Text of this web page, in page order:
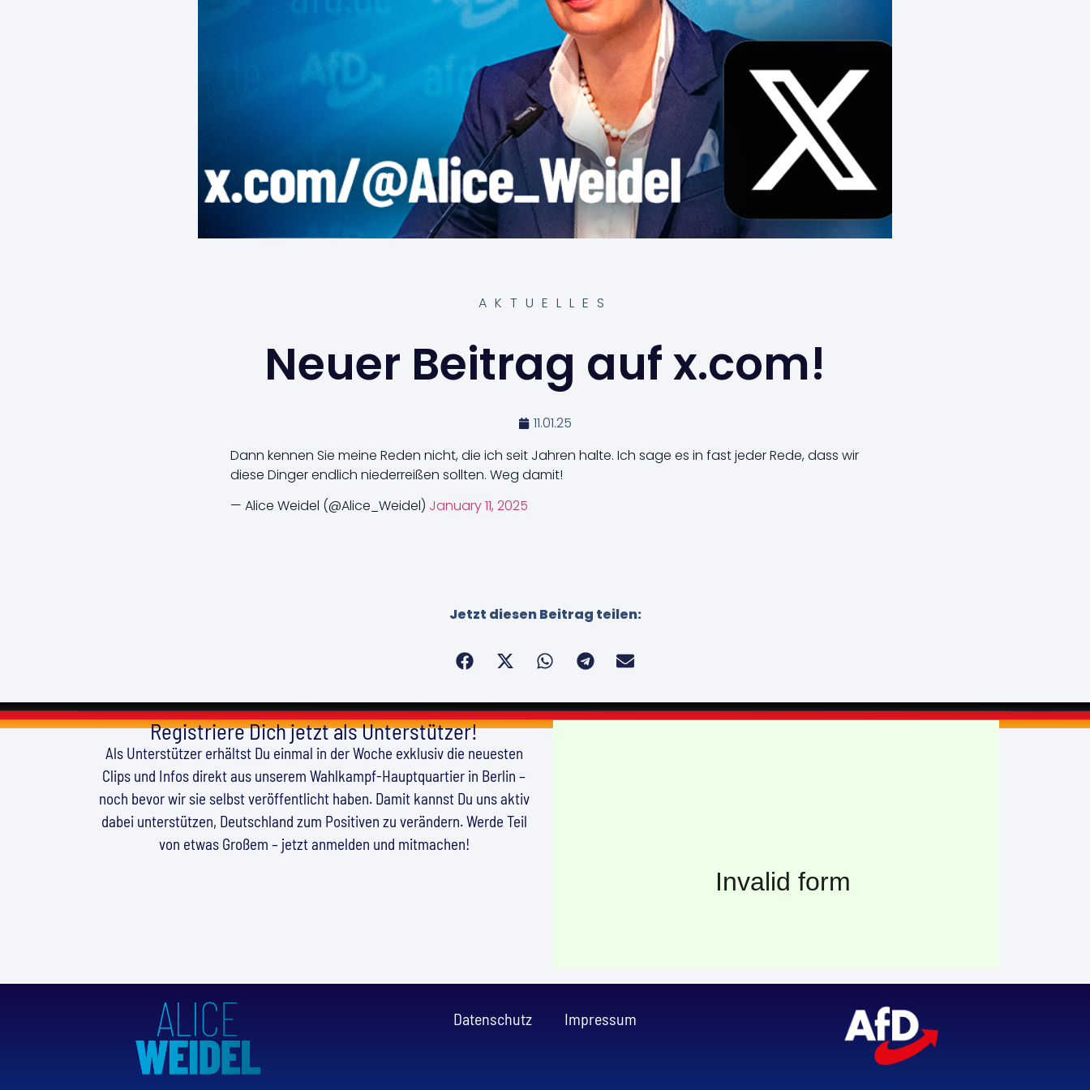
AKTUELLES
Neuer Beitrag auf x.com!
11.01.25
Dann kennen Sie meine Reden nicht, die ich seit Jahren halte. Ich sage es in fast jeder Rede, dass wir
diese Dinger endlich niederreißen sollten. Weg damit!
— Alice Weidel (@Alice_Weidel) January 11, 2025
Jetzt diesen Beitrag teilen:
Registriere Dich jetzt als Unterstützer!
Als Unterstützer erhältst Du einmal in der Woche exklusiv die neuesten
Clips und Infos direkt aus unserem Wahlkampf-Hauptquartier in Berlin –
noch bevor wir sie selbst veröffentlicht haben. Damit kannst Du uns aktiv
dabei unterstützen, Deutschland zum Positiven zu verändern. Werde Teil
von etwas Großem – jetzt anmelden und mitmachen!
Datenschutz Impressum